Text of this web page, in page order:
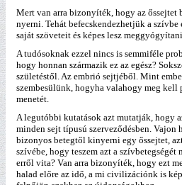
Mert van arra bizonyíték, hogy az
nyerni. Tehát befecskendezhetjük a
saját szöveteit és képes lesz
A tudósoknak ezzel nincs is semmiféle
hogy honnan származik ez az egész?
születéstől. Az embrió sejtjéből. Mint
szembesülünk, hogyha valahogy meg kell
menetét.
A legutóbbi kutatások azt mutatják, hogy
minden sejt típusú szerveződésben. Vajon
bizonyos betegtől kinyerni egy őssejtet,
szívébe, hogy teszem azt a
erről vita? Van arra bizonyíték, hogy ezt
halad előre az idő, a mi civilizációnk is